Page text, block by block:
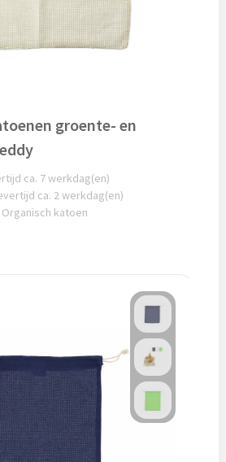
groente- en
ca. 7 werkdag(en)
ca. 2 werkdag(en)
katoen